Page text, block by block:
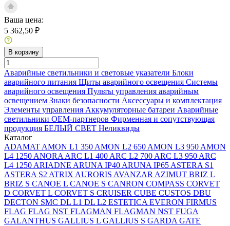
Ваша цена:
5 362,50 ₽
В корзину
Аварийные светильники и световые указатели Блоки
аварийного питания Щиты аварийного освещения Системы
аварийного освещения Пульты управления аварийным
освещением Знаки безопасности Аксессуары и комплектация
Элементы управления Аккумуляторные батареи Аварийные
светильники ОЕМ-партнеров Фирменная и сопутствующая
продукция БЕЛЫЙ СВЕТ Неликвиды
Каталог
ADAMAT AMON L1 350 AMON L2 650 AMON L3 950 AMON
L4 1250 ANORA ARC L1 400 ARC L2 700 ARC L3 950 ARC
L4 1250 ARIADNE ARUNA IP40 ARUNA IP65 ASTERA S1
ASTERA S2 ATRIX AURORIS AVANZAR AZIMUT BRIZ L
BRIZ S CANOE L CANOE S CANRON COMPASS CORVET
D CORVET L CORVET S CRUISER CUBE CUSTOS DBU
DECTON SMC DL L1 DL L2 ESTETICA EVERON FIRMUS
FLAG FLAG NST FLAGMAN FLAGMAN NST FUGA
GALANTHUS GALLIUS L GALLIUS S GARDA GATE